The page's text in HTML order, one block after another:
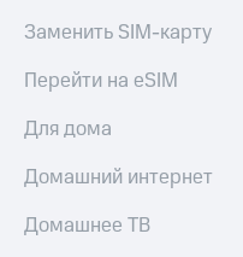
Заменить SIM-карту
Перейти на eSIM
Для дома
Домашний интернет
Домашнее ТВ